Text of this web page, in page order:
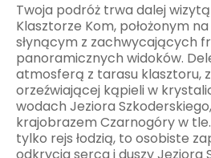
Twoja podróż trwa dalej
Klasztorze Kom, położonym
słynącym z zachwycających
panoramicznych widoków.
atmosferą z tarasu klasztoru,
orzeźwiającej kąpieli w
wodach Jeziora
krajobrazem Czarnogóry w
tylko rejs łodzią, to osobiste